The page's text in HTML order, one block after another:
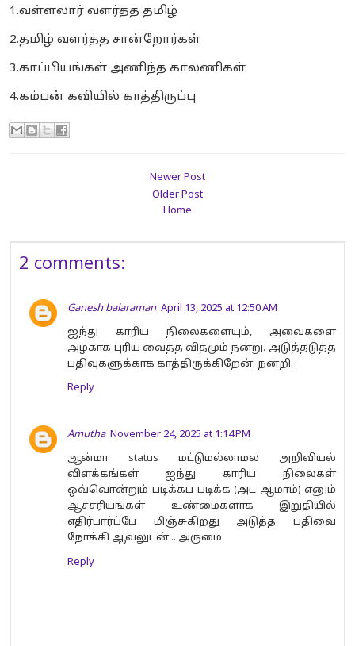
1.வள்ளலார் வளர்த்த தமிழ்
2.தமிழ் வளர்த்த சான்றோர்கள்
3.காப்பியங்கள் அணிந்த காலணிகள்
4.கம்பன் கவியில் காத்திருப்பு
Newer Post
Older Post
Home
2 comments:
Ganesh balaraman April 13, 2025 at 12:50 AM
ஐந்து காரிய நிலைகளையும், அவைகளை
அழகாக புரிய வைத்த விதமும் நன்று. அடுத்தடுத்த
பதிவுகளுக்காக காத்திருக்கிறேன். நன்றி.
Reply
Amutha November 24, 2025 at 1:14 PM
ஆன்மா status மட்டுமல்லாமல் அறிவியல்
விளக்கங்கள் ஐந்து காரிய நிலைகள்
ஒவ்வொன்றும் படிக்கப் படிக்க (அட ஆமாம்) எனும்
ஆச்சரியங்கள் உண்மைகளாக இறுதியில்
எதிர்பார்ப்பே மிஞ்சுகிறது அடுத்த பதிவை
நோக்கி ஆவலுடன்... அருமை
Reply